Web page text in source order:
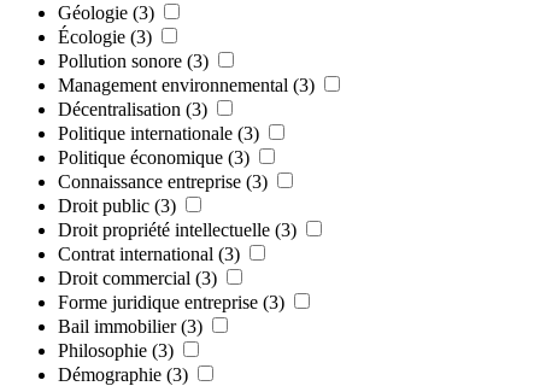
Géologie (3)
Écologie (3)
Pollution sonore (3)
Management environnemental (3)
Décentralisation (3)
Politique internationale (3)
Politique économique (3)
Connaissance entreprise (3)
Droit public (3)
Droit propriété intellectuelle (3)
Contrat international (3)
Droit commercial (3)
Forme juridique entreprise (3)
Bail immobilier (3)
Philosophie (3)
Démographie (3)